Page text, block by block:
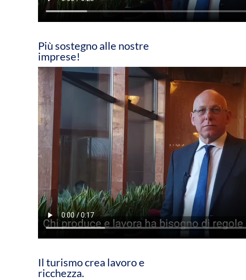
Più sostegno alle nostre
imprese!
Il turismo crea lavoro e
ricchezza.